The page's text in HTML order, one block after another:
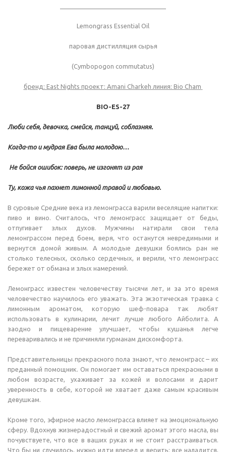
Lemongrass Essential Oil
паровая дистилляция сырья
(Cymbopogon commutatus)
бренд: East Nights проект: Amani Charkeh линия: Bio Cham
BIO-ES-27
Люби себя, девочка, смейся, танцуй, соблазняя.
Когда-то и мудрая Ева была молодою…
Не бойся ошибок: поверь, не изгонят из рая
Ту, кожа чья пахнет лимонной травой и любовью.
В суровые Средние века из лемонграсса варили веселящие напитки:
пиво и вино. Считалось, что лемонграсс защищает от беды,
отпугивает злых духов. Мужчины натирали свои тела
лемонграссом перед боем, веря, что останутся невредимыми и
вернутся домой живым. А молодые девушки боялись ран не
столько телесных, сколько сердечных, и верили, что лемонграсс
бережет от обмана и злых намерений.
Лемонграсс известен человечеству тысячи лет, и за это время
человечество научилось его уважать. Эта экзотическая травка с
лимонным ароматом, которую шеф-повара так любят
использовать в кулинарии, лечит лучше любого Айболита. А
заодно и пищеварение улучшает, чтобы кушанья легче
переваривались и не причиняли гурманам дискомфорта.
Представительницы прекрасного пола знают, что лемонграсс – их
преданный помощник. Он помогает им оставаться прекрасными в
любом возрасте, ухаживает за кожей и волосами и дарит
уверенность в себе, которой не хватает даже самым красивым
девушкам.
Кроме того, эфирное масло лемонграсса влияет на эмоциональную
сферу. Вдохнув жизнерадостный и свежий аромат этого масла, вы
почувствуете, что все в ваших руках и не стоит расстраиваться.
Что бы ни случилось, нужно идти вперед и верить: все наладится,